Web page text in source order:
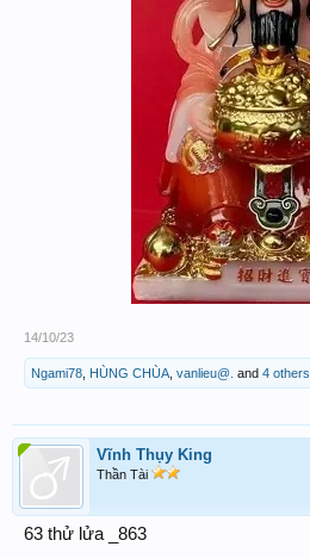
14/10/23
Ngami78 HÙNG CHÙA vanlieu@. and 4 others
Vĩnh Thụy King
Thần Tài
63 thử lửa _863